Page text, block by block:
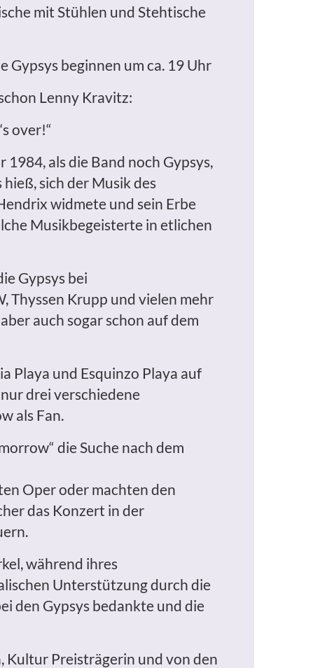
mit Stühlen und Stehtische
Gypsys beginnen um ca. 19 Uhr
Lenny Kravitz:
over!“
1984, als die Band noch Gypsys,
hieß, sich der Musik des
widmete und sein Erbe
Musikbegeisterte in etlichen
Gypsys bei
Thyssen Krupp und vielen mehr
auch sogar schon auf dem
Playa und Esquinzo Playa auf
drei verschiedene
als Fan.
die Suche nach dem
Oper oder machten den
das Konzert in der
während ihres
Unterstützung durch die
den Gypsys bedankte und die
Kultur Preisträgerin und von den